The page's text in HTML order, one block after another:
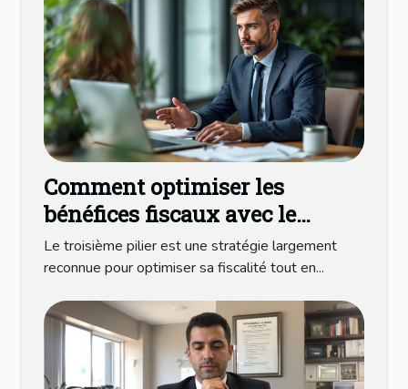
Comment optimiser les
bénéfices fiscaux avec le
troisième pilier ?
Le troisième pilier est une stratégie largement
reconnue pour optimiser sa fiscalité tout en...